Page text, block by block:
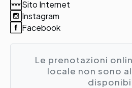
Sito Internet
Instagram
Facebook
Le prenotazioni
locale non sono